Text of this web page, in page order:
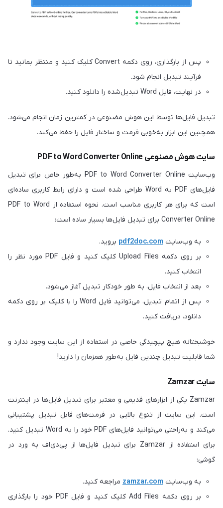
پس از بارگذاری، روی دکمه Convert کلیک کنید و منتظر بمانید تا
فرآیند تبدیل انجام شود.
در نهایت، فایل Word تبدیل‌شده را دانلود کنید.
تبدیل فایل‌ها توسط این هوش مضنوعی در کمترین زمان انجام می‌شود.
همچنین این ابزار به‌خوبی فرمت و ساختار فایل را حفظ می‌کند.
سایت هوش مصنوعی PDF to Word Converter Online
وب‌سایت PDF to Word Converter Online به‌طور خاص برای تبدیل
فایل‌های PDF به Word طراحی شده است و دارای رابط کاربری ساده‌ای
است که برای هر کاربری مناسب است. نحوه استفاده از PDF to Word
Converter Online برای تبدیل فایل‌ها بسیار ساده است:
به وب‌سایت pdf2doc.com بروید.
بر روی دکمه Upload Files کلیک کنید و فایل PDF مورد نظر را
انتخاب کنید.
بعد از انتخاب فایل، به طور خودکار تبدیل آغاز می‌شود.
پس از اتمام تبدیل، می‌توانید فایل Word را با کلیک بر روی دکمه
دانلود، دریافت کنید.
خوشبختانه هیچ پیچیدگی خاصی در استفاده از این سایت وجود ندارد و
شما قابلیت تبدیل چندین فایل به‌طور همزمان را دارید!
سایت Zamzar
Zamzar یکی از ابزارهای قدیمی و معتبر برای تبدیل فایل‌ها در اینترنت
است. این سایت از تنوع بالایی در فرمت‌های قابل تبدیل پشتیبانی
می‌کند و به‌راحتی می‌توانید فایل‌های PDF خود را به Word تبدیل کنید.
برای استفاده از Zamzar برای تبدیل فایل‌ها از پی‌دی‌اف به ورد در
گوشی:
به وب‌سایت zamzar.com مراجعه کنید.
بر روی دکمه Add Files کلیک کنید و فایل PDF خود را بارگذاری